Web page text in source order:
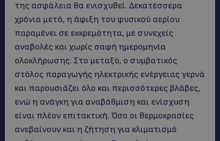
της ασφάλεια θα ενισχυθεί. Δεκατέσσερα
χρόνια μετά, η άφιξη του φυσικού αερίου
παραμένει σε εκκρεμότητα, με συνεχείς
αναβολές και χωρίς σαφή ημερομηνία
ολοκλήρωσης. Στο μεταξύ, ο συμβατικός
στόλος παραγωγής ηλεκτρικής ενέργειας γερνά
και παρουσιάζει όλο και περισσότερες βλάβες,
ενώ η ανάγκη για αναβάθμιση και ενίσχυση
είναι πλέον επιτακτική. Όσο οι θερμοκρασίες
ανεβαίνουν και η ζήτηση για κλιματισμό